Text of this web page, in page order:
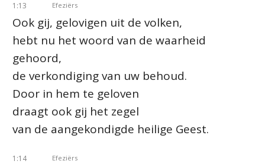
1:13 Efeziërs
Ook gij, gelovigen uit de volken,
hebt nu het woord van de waarheid
gehoord,
de verkondiging van uw behoud.
Door in hem te geloven
draagt ook gij het zegel
van de aangekondigde heilige Geest.
1:14 Efeziërs